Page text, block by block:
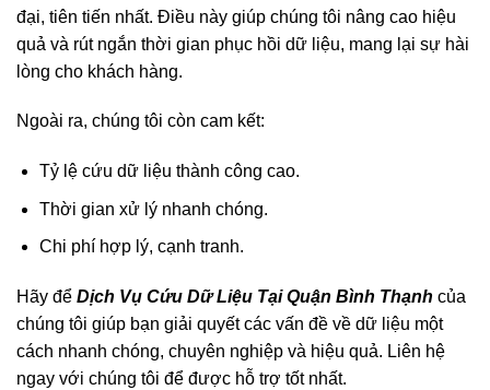
đại, tiên tiến nhất. Điều này giúp chúng tôi nâng cao hiệu
quả và rút ngắn thời gian phục hồi dữ liệu, mang lại sự hài
lòng cho khách hàng.
Ngoài ra, chúng tôi còn cam kết:
Tỷ lệ cứu dữ liệu thành công cao.
Thời gian xử lý nhanh chóng.
Chi phí hợp lý, cạnh tranh.
Hãy để Dịch Vụ Cứu Dữ Liệu Tại Quận Bình Thạnh của
chúng tôi giúp bạn giải quyết các vấn đề về dữ liệu một
cách nhanh chóng, chuyên nghiệp và hiệu quả. Liên hệ
ngay với chúng tôi để được hỗ trợ tốt nhất.